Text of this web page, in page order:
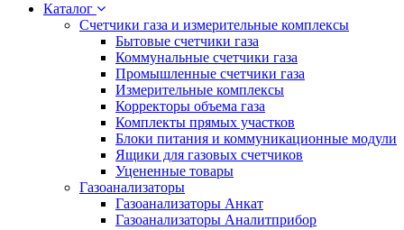
Каталог
Счетчики газа и измерительные комплексы
Бытовые счетчики газа
Коммунальные счетчики газа
Промышленные счетчики газа
Измерительные комплексы
Корректоры объема газа
Комплекты прямых участков
Блоки питания и коммуникационные модули
Ящики для газовых счетчиков
Уцененные товары
Газоанализаторы
Газоанализаторы Анкат
Газоанализаторы Аналитприбор